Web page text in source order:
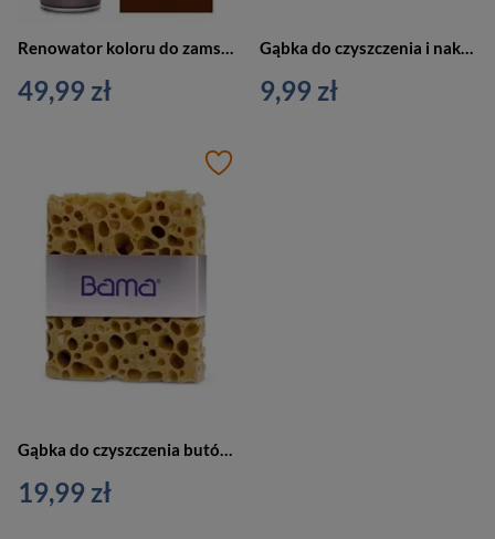
Renowator koloru do zamszu i nubuku - Bama 250 ml
49,99 zł
Gąbka do czyszczenia i nakładania past - Bama
9,99 zł
19,99 zł